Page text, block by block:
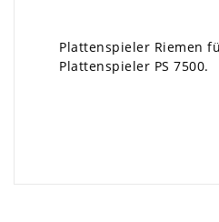
Plattenspieler Riemen
Plattenspieler PS 7500.